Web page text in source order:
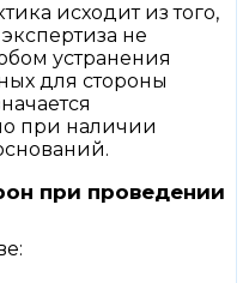
исходит из того,
не
устранения
для стороны
при наличии
при проведении